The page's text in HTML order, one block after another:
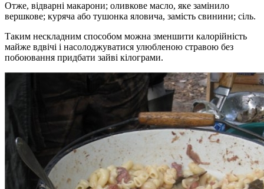
Отже, відварні макарони; оливкове масло, яке замінило
вершкове; куряча або тушонка яловича, замість свинини; сіль.
Таким нескладним способом можна зменшити калорійність
майже вдвічі і насолоджуватися улюбленою стравою без
побоювання придбати зайві кілограми.